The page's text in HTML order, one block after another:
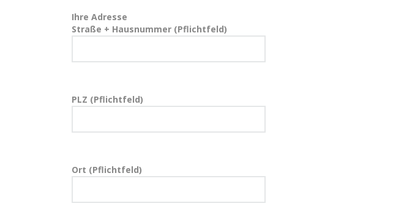
Ihre Adresse
Straße + Hausnummer (Pflichtfeld)
PLZ (Pflichtfeld)
Ort (Pflichtfeld)